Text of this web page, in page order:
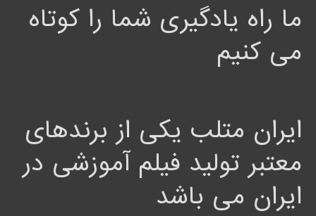
ما راه یادگیری شما را کوتاه
می کنیم
ایران متلب یکی از برندهای
معتبر تولید فیلم آموزشی در
ایران می باشد